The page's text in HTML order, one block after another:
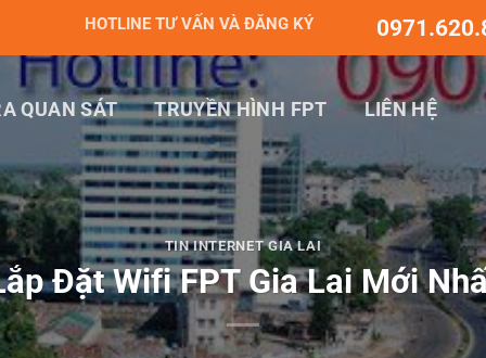
HOTLINE TƯ VẤN VÀ ĐĂNG KÝ
QUAN SÁT TRUYỀN HÌNH FPT LIÊN HỆ
TIN INTERNET GIA LAI
Đặt Wifi FPT Gia Lai Mới